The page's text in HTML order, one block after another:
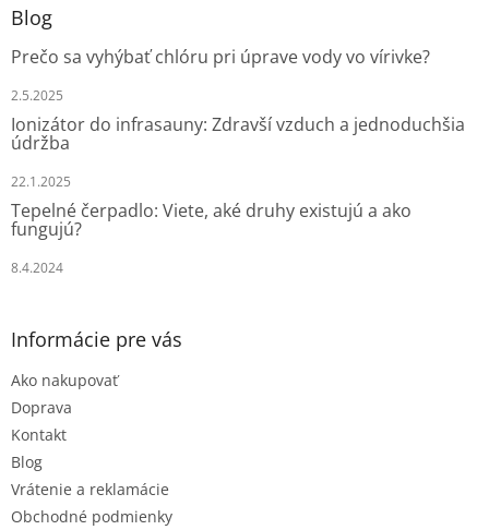
Blog
Prečo sa vyhýbať chlóru pri úprave vody vo vírivke?
2.5.2025
Ionizátor do infrasauny: Zdravší vzduch a jednoduchšia
údržba
22.1.2025
Tepelné čerpadlo: Viete, aké druhy existujú a ako
fungujú?
8.4.2024
Informácie pre vás
Ako nakupovať
Doprava
Kontakt
Blog
Vrátenie a reklamácie
Obchodné podmienky